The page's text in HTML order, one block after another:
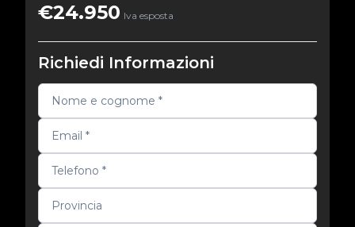
€24.950 Iva esposta
Richiedi Informazioni